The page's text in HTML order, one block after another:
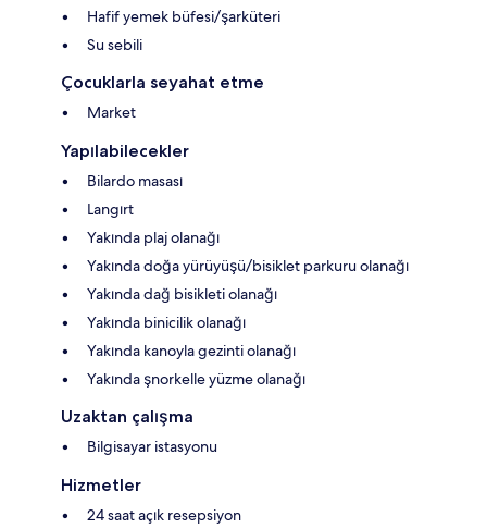
Hafif yemek büfesi/şarküteri
Su sebili
Çocuklarla seyahat etme
Market
Yapılabilecekler
Bilardo masası
Langırt
Yakında plaj olanağı
Yakında doğa yürüyüşü/bisiklet parkuru olanağı
Yakında dağ bisikleti olanağı
Yakında binicilik olanağı
Yakında kanoyla gezinti olanağı
Yakında şnorkelle yüzme olanağı
Uzaktan çalışma
Bilgisayar istasyonu
Hizmetler
24 saat açık resepsiyon